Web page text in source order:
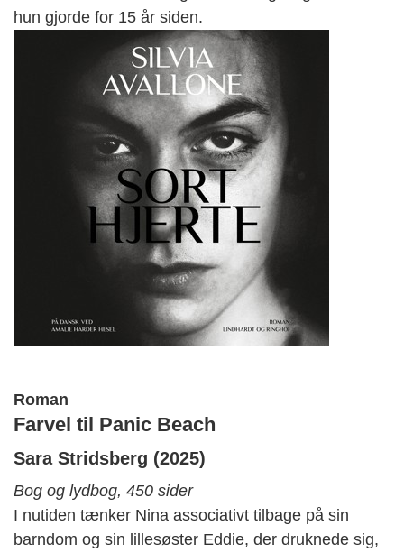
hun gjorde for 15 år siden.
Roman
Farvel til Panic Beach
Sara Stridsberg (2025)
Bog og lydbog, 450 sider
I nutiden tænker Nina associativt tilbage på sin
barndom og sin lillesøster Eddie, der druknede sig,